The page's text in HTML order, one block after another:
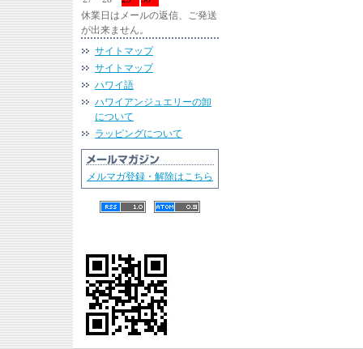
休業日はメールの返信、ご発送
が出来ません。
サイトマップ
サイトマップ
ハワイ語
ハワイアンジュエリーの卸
について
ラッピングについて
メルマガ登録・解除はこちら